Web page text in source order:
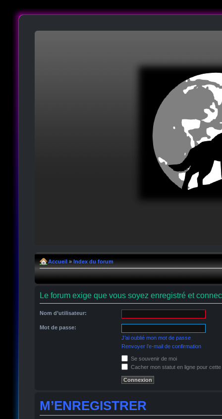
Accueil » Index du forum
Le forum exige que vous soyez enregistré et
Nom d’utilisateur:
Mot de passe:
J’ai oublié mon mot de passe
Renvoyer l’e-mail de confirmation
Se souvenir de moi
Cacher mon statut en ligne pour
M’ENREGISTRER